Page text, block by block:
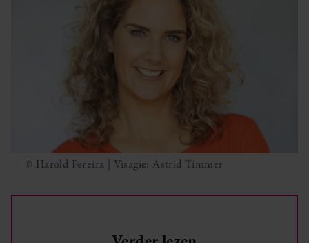
© Harold Pereira | Visagie: Astrid Timmer